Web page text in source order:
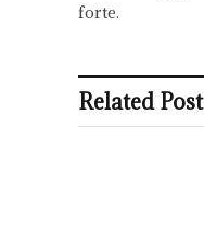
forte.
Related Post